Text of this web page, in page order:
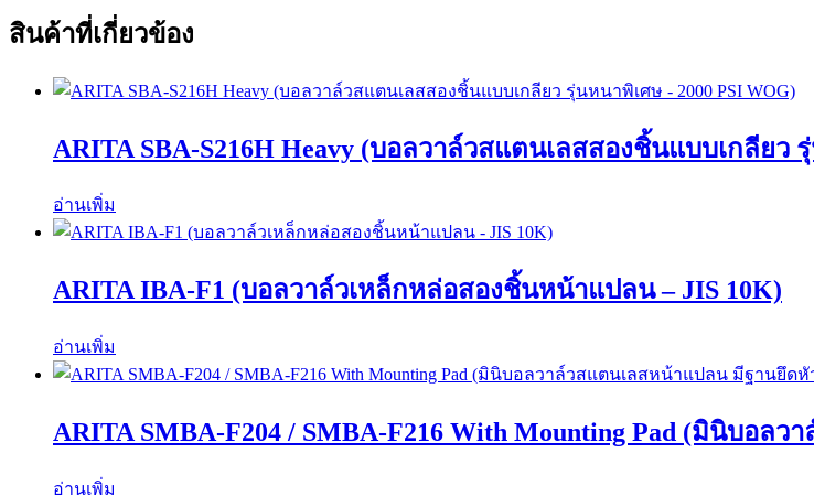
สินค้าที่เกี่ยวข้อง
ARITA SBA-S216H Heavy (บอลวาล์วสแตนเลสสองชิ้นแบบเกลียว
อ่านเพิ่ม
ARITA IBA-F1 (บอลวาล์วเหล็กหล่อสองชิ้นหน้าแปลน – JIS 10K)
อ่านเพิ่ม
ARITA SMBA-F204 / SMBA-F216 With Mounting Pad (มินิบอล
อ่านเพิ่ม